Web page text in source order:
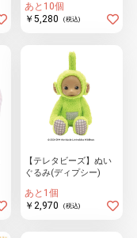
あと10個
￥5,280
(税込)
【テレタビーズ】ぬい
ぐるみ(ディプシー)
あと1個
￥2,970
(税込)